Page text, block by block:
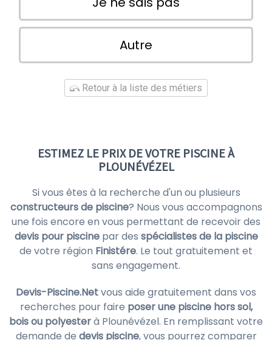
Autre
Retour à la liste des métiers
ESTIMEZ LE PRIX DE VOTRE PISCINE À
PLOUNÉVÉZEL
Si vous êtes à la recherche d'un ou plusieurs
constructeurs de piscine? Nous vous accompagnons
une fois encore en vous permettant de recevoir des
devis pour piscinepar des spécialistes de la piscine
de votre région Finistére. Le tout gratuitement et
sans engagement.
Devis-Piscine.Netvous aide gratuitement dans vos
recherches pour faire poser une piscine hors sol,
bois ou polyesterà Plounévézel. En remplissant votre
demande de devis piscine, vous pourrez comparer